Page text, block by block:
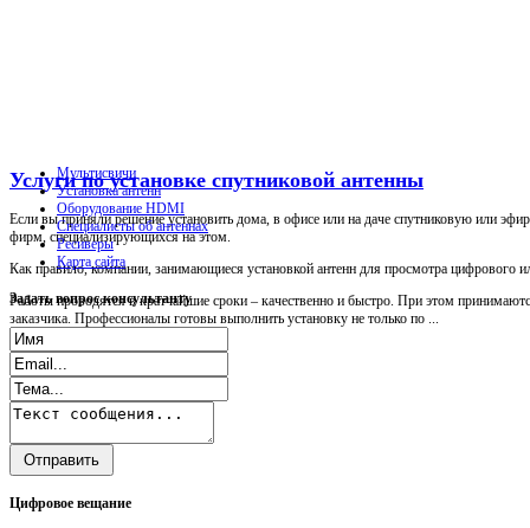
Услуги по установке спутниковой антенны
Если вы приняли решение установить дома, в офисе или на даче спутниковую или
фирм, специализирующихся на этом.
Как правило, компании, занимающиеся установкой антенн для просмотра цифрового
Работы проводятся в кратчайшие сроки – качественно и быстро. При этом
заказчика. Профессионалы готовы выполнить установку не только по ...
Мультисвичи
Установка антенн
Оборудование HDMI
Специалисты об антеннах
Ресиверы
Карта сайта
Задатьвопрос консультанту
Цифровое вещание